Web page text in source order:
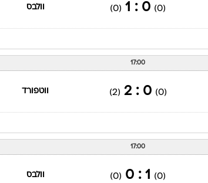
(0)
0 : 1
(0) וולבס
17:00
(0)
0 : 2
(2) ווטפורד
17:00
(0)
1 : 0
(0) וולבס